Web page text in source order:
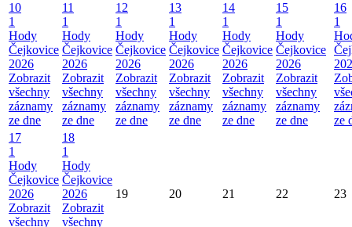
10
1
Hody
Čejkovice
2026
Zobrazit
všechny
záznamy
ze dne
11
1
Hody
Čejkovice
2026
Zobrazit
všechny
záznamy
ze dne
12
1
Hody
Čejkovice
2026
Zobrazit
všechny
záznamy
ze dne
13
1
Hody
Čejkovice
2026
Zobrazit
všechny
záznamy
ze dne
14
1
Hody
Čejkovice
2026
Zobrazit
všechny
záznamy
ze dne
15
1
Hody
Čejkovice
2026
Zobrazit
všechny
záznamy
ze dne
16
1
ze
17
1
Hody
Čejkovice
2026
Zobrazit
všechny
18
1
Hody
Čejkovice
2026
Zobrazit
všechny
19 20 21 22 23